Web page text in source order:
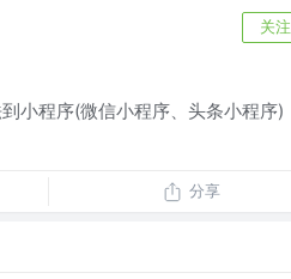
关注
小程序(微信小程序、头条小程序)
分享